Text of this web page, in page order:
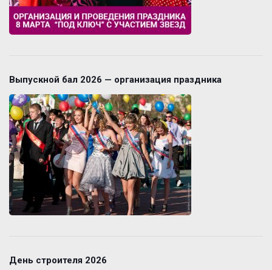
Выпускной бал 2026 — организация праздника
День строителя 2026